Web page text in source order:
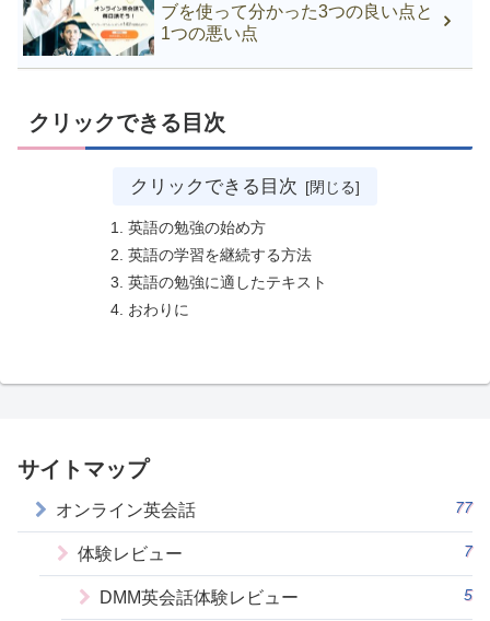
ブを使って分かった3つの良い点と
1つの悪い点
クリックできる目次
クリックできる目次
英語の勉強の始め方
英語の学習を継続する方法
英語の勉強に適したテキスト
おわりに
サイトマップ
オンライン英会話 77
体験レビュー 7
DMM英会話体験レビュー 5